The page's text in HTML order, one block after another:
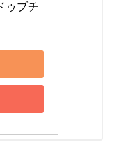
ゥブチ